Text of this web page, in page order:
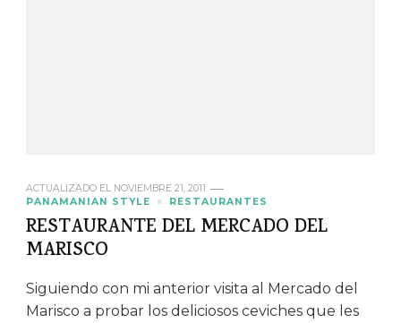
ACTUALIZADO EL NOVIEMBRE 21, 2011
PANAMANIAN STYLE
RESTAURANTES
RESTAURANTE DEL MERCADO DEL
MARISCO
Siguiendo con mi anterior visita al Mercado del
Marisco a probar los deliciosos ceviches que les